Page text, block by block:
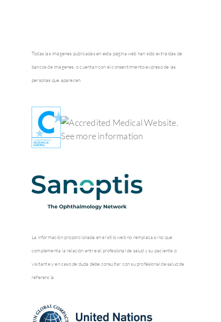
Todas las imágenes publicadas en esta página web han sido extraídas de
bancos de imágenes, o cuentan con el consentimiento expreso de las
personas que aparecen
La información proporcionada en el sitio web no remplaza si no que
complementa la relación entre el profesional de salud y su paciente o
visitante y en caso de duda debe consultar con su profesional de salud de
referencia